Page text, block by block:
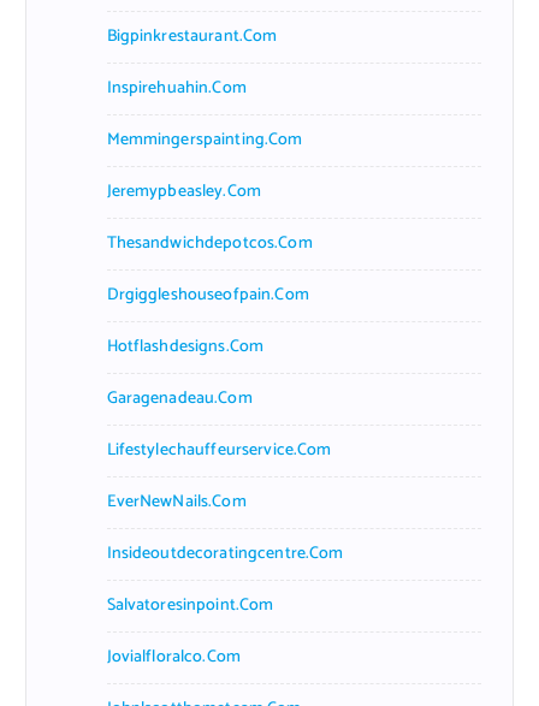
Bigpinkrestaurant.com
Inspirehuahin.com
Memmingerspainting.com
Jeremypbeasley.com
Thesandwichdepotcos.com
Drgiggleshouseofpain.com
Hotflashdesigns.com
Garagenadeau.com
Lifestylechauffeurservice.com
EverNewNails.com
Insideoutdecoratingcentre.com
Salvatoresinpoint.com
Jovialfloralco.com